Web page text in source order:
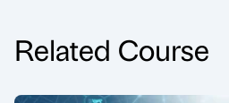
Related Course